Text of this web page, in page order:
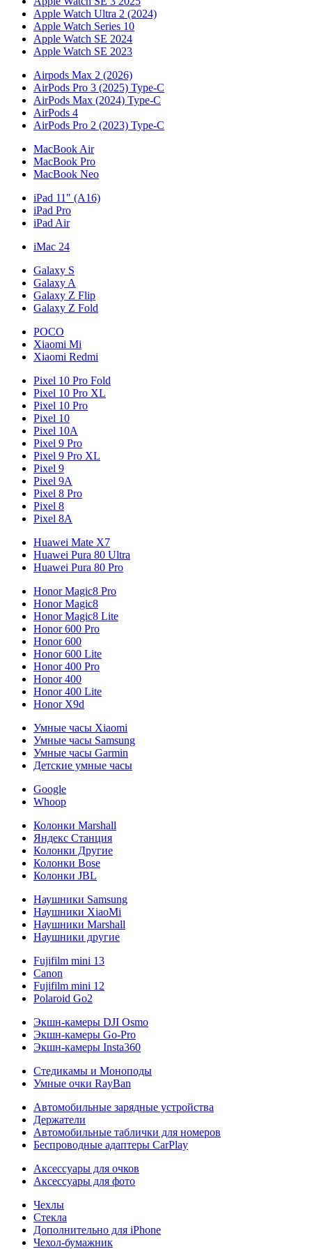
Apple Watch Ultra 2 (2024)
Apple Watch Series 10
Apple Watch SE 2024
Apple Watch SE 2023
Airpods Max 2 (2026)
AirPods Pro 3 (2025) Type-C
AirPods Max (2024) Type-C
AirPods 4
AirPods Pro 2 (2023) Type-C
MacBook Air
MacBook Pro
MacBook Neo
iPad 11" (A16)
iPad Pro
iPad Air
iMac 24
Galaxy S
Galaxy A
Galaxy Z Flip
Galaxy Z Fold
POCO
Xiaomi Mi
Xiaomi Redmi
Pixel 10 Pro Fold
Pixel 10 Pro XL
Pixel 10 Pro
Pixel 10
Pixel 10A
Pixel 9 Pro
Pixel 9 Pro XL
Pixel 9
Pixel 9A
Pixel 8 Pro
Pixel 8
Pixel 8A
Huawei Mate X7
Huawei Pura 80 Ultra
Huawei Pura 80 Pro
Honor Magic8 Pro
Honor Magic8
Honor Magic8 Lite
Honor 600 Pro
Honor 600
Honor 600 Lite
Honor 400 Pro
Honor 400
Honor 400 Lite
Honor X9d
Умные часы Xiaomi
Умные часы Samsung
Умные часы Garmin
Детские умные часы
Google
Whoop
Колонки Marshall
Яндекс Станция
Колонки Другие
Колонки Bose
Колонки JBL
Наушники Samsung
Наушники XiaoMi
Наушники Marshall
Наушники другие
Fujifilm mini 13
Canon
Fujifilm mini 12
Polaroid Go2
Экшн-камеры DJI Osmo
Экшн-камеры Go-Pro
Экшн-камеры Insta360
Стедикамы и Моноподы
Умные очки RayBan
Автомобильные зарядные устройства
Держатели
Автомобильные таблички для номеров
Беспроводные адаптеры CarPlay
Аксессуары для очков
Аксессуары для фото
Чехлы
Стекла
Дополнительно для iPhone
Чехол-бумажник